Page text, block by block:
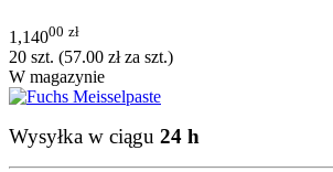
1,14000 zł
20 szt. (57.00 złza szt.)
W magazynie
Wysyłka w ciągu 24 h